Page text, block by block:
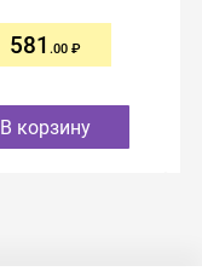
581 .00
В корзину